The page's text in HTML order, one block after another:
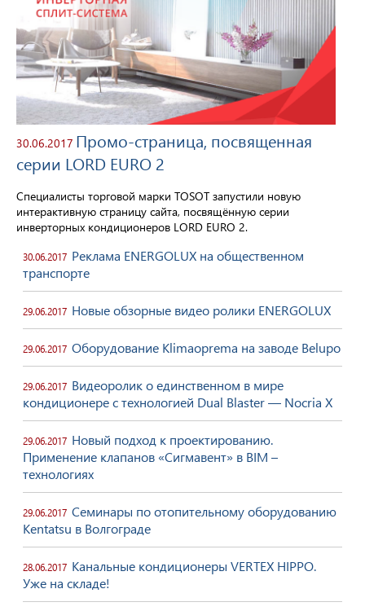
30.06.2017 Промо-страница, посвященная
серии LORD EURO 2
Специалисты торговой марки TOSOT запустили новую
интерактивную страницу сайта, посвящённую серии
инверторных кондиционеров LORD EURO 2.
30.06.2017 Реклама ENERGOLUX на общественном
транспорте
29.06.2017 Новые обзорные видео ролики ENERGOLUX
29.06.2017 Оборудование Klimaoprema на заводе Belupo
29.06.2017 Видеоролик о единственном в мире
кондиционере с технологией Dual Blaster — Nocria X
29.06.2017 Новый подход к проектированию.
Применение клапанов «Сигмавент» в BIM –
технологиях
29.06.2017 Семинары по отопительному оборудованию
Kentatsu в Волгограде
28.06.2017 Канальные кондиционеры VERTEX HIPPO.
Уже на складе!